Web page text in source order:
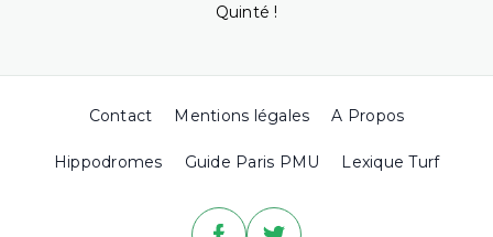
Quinté !
Contact Mentions légales A Propos
Hippodromes Guide Paris PMU Lexique Turf